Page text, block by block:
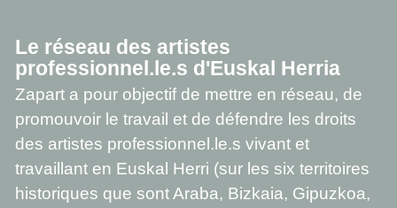
Le réseau des artistes
professionnel.le.s d'Euskal Herria
Zapart a pour objectif de mettre en réseau, de
promouvoir le travail et de défendre les droits
des artistes professionnel.le.s vivant et
travaillant en Euskal Herri (sur les six territoires
historiques que sont Araba, Bizkaia, Gipuzkoa,